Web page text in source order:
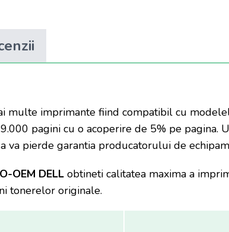
multe imprimante fiind compatibil cu
pagini cu o acoperire de 5% pe pagina.
va pierde garantia producatorului de
OEM DELL obtineti calitatea maxima a
tonerelor originale.